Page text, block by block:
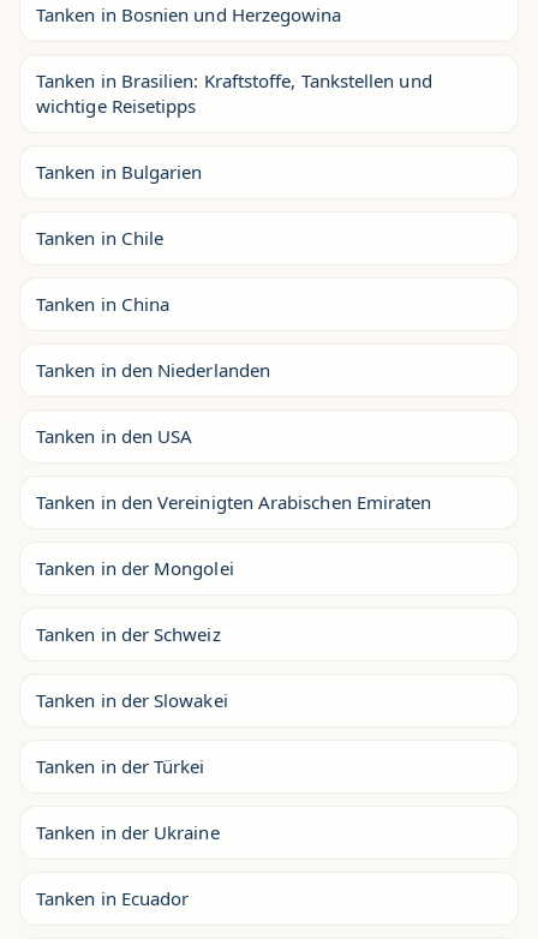
Tanken in Bosnien und Herzegowina
Tanken in Brasilien: Kraftstoffe, Tankstellen und
wichtige Reisetipps
Tanken in Bulgarien
Tanken in Chile
Tanken in China
Tanken in den Niederlanden
Tanken in den USA
Tanken in den Vereinigten Arabischen Emiraten
Tanken in der Mongolei
Tanken in der Schweiz
Tanken in der Slowakei
Tanken in der Türkei
Tanken in der Ukraine
Tanken in Ecuador